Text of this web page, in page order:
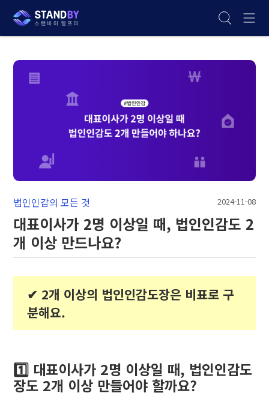
대표이사가 2명 이상일 때, 법인인감도 2
개 이상 만드나요?
법인인감의 모든 것 2024-11-08
✔︎ 2개 이상의 법인인감도장은 비표로 구
분해요.
1️⃣ 대표이사가 2명 이상일 때, 법인인감도
장도 2개 이상 만들어야 할까요?